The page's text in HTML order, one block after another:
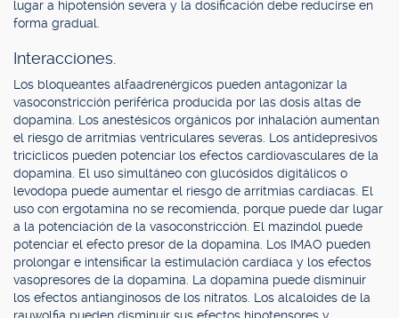
lugar a hipotensión severa y la dosificación debe reducirse en
forma gradual.
Interacciones.
Los bloqueantes alfaadrenérgicos pueden antagonizar la
vasoconstricción periférica producida por las dosis altas de
dopamina. Los anestésicos orgánicos por inhalación aumentan
el riesgo de arritmias ventriculares severas. Los antidepresivos
tricíclicos pueden potenciar los efectos cardiovasculares de la
dopamina. El uso simultáneo con glucósidos digitálicos o
levodopa puede aumentar el riesgo de arritmias cardíacas. El
uso con ergotamina no se recomienda, porque puede dar lugar
a la potenciación de la vasoconstricción. El mazindol puede
potenciar el efecto presor de la dopamina. Los IMAO pueden
prolongar e intensificar la estimulación cardíaca y los efectos
vasopresores de la dopamina. La dopamina puede disminuir
los efectos antianginosos de los nitratos. Los alcaloides de la